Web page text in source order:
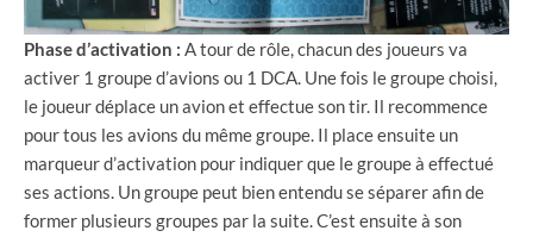
Phase d’activation : A tour de rôle, chacun des joueurs va
activer 1 groupe d’avions ou 1 DCA. Une fois le groupe choisi,
le joueur déplace un avion et effectue son tir. Il recommence
pour tous les avions du même groupe. Il place ensuite un
marqueur d’activation pour indiquer que le groupe à effectué
ses actions. Un groupe peut bien entendu se séparer afin de
former plusieurs groupes par la suite. C’est ensuite à son